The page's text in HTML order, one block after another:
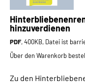
hinzuverdienen
PDF, 400KB, Datei ist
Über den Warenkorb
Zu den